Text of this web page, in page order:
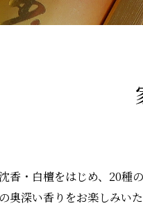
香・白檀をはじめ、20種
奥深い香りをお楽しみいた